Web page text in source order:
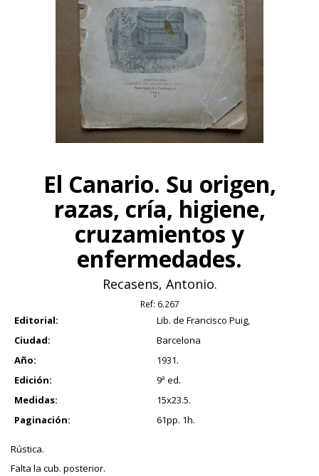
El Canario. Su origen,
razas, cría, higiene,
cruzamientos y
enfermedades.
Recasens, Antonio.
Ref: 6.267
Editorial:
Lib. de Francisco Puig,
Ciudad:
Barcelona
Año:
1931.
Edición:
9ª ed.
Medidas:
15x23.5.
Paginación:
61pp. 1h.
Rústica.
Falta la cub. posterior.